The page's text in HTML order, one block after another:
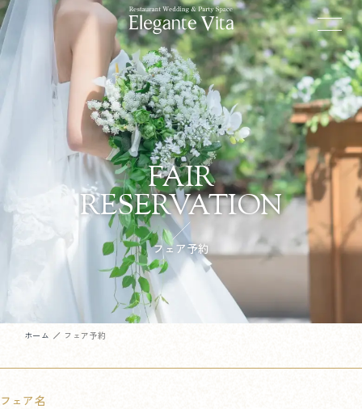
FAIR
RESERVATION
フェア予約
ホーム フェア予約
フェア名